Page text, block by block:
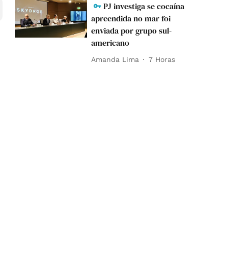
PJ investiga se cocaína
apreendida no mar foi
enviada por grupo sul-
americano
Amanda Lima 7 Horas